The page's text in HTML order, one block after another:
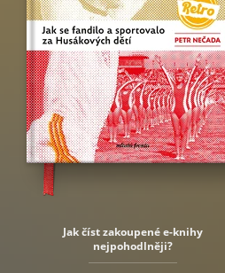
Jak číst zakoupené e-knihy
nejpohodlněji?